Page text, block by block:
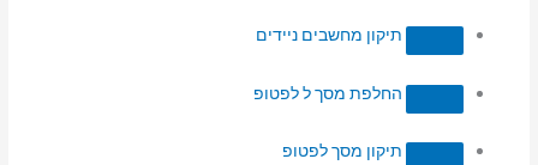
תיקון מחשבים ניידים
החלפת מסך ל לפטופ
תיקון מסך לפטופ